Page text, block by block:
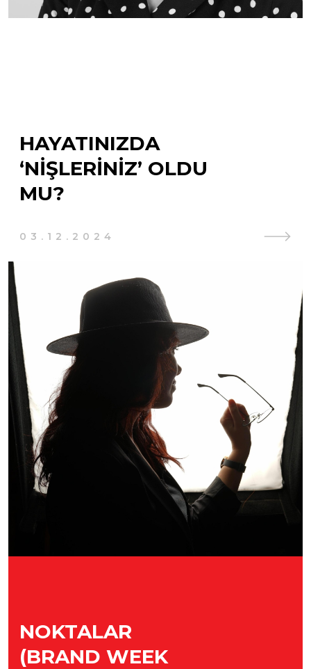
HAYATINIZDA
‘NIŞLERINIZ’ OLDU
MU?
03.12.2024
NOKTALAR
(BRAND WEEK